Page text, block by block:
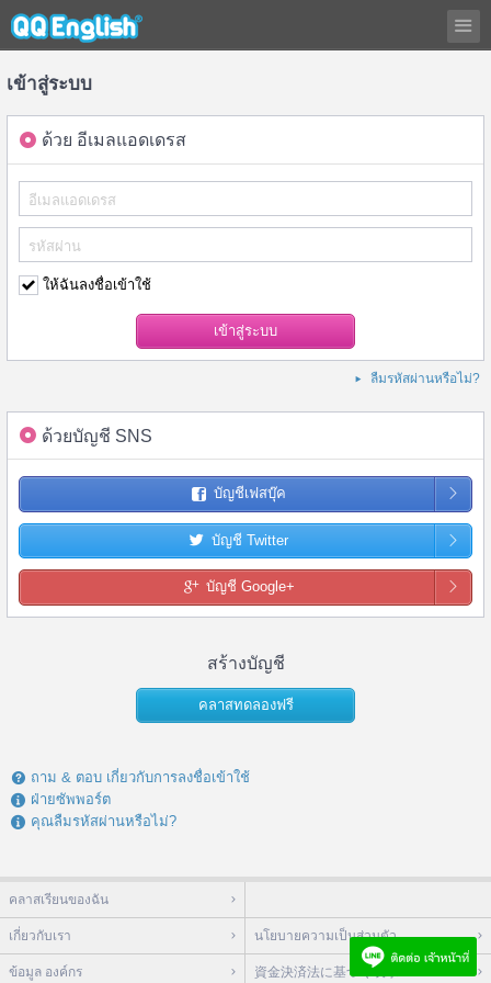
เข้าสู่ระบบ
ด้วย อีเมลแอดเดรส
ให้ฉันลงชื่อเข้าใช้
ลืมรหัสผ่านหรือไม่?
ด้วยบัญชี SNS
บัญชีเฟสบุ๊ค
บัญชี Twitter
บัญชี Google+
สร้างบัญชี
คลาสทดลองฟรี
ถาม & ตอบ เกี่ยวกับการลงชื่อเข้าใช้
ฝ่ายซัพพอร์ต
คุณลืมรหัสผ่านหรือไม่?
คลาสเรียนของฉัน
เกี่ยวกับเรา นโยบายความเป็นส่วนตัว
ข้อมูล องค์กร 資金決済法に基づく表示